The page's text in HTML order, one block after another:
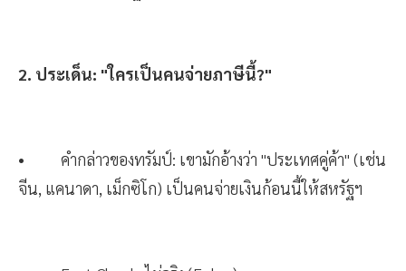
2. ประเด็น: "ใครเป็นคนจ่ายภาษีนี้?"
• คำกล่าวของทรัมป์: เขามักอ้างว่า "ประเทศคู่ค้า" (เช่น
จีน, แคนาดา, เม็กซิโก) เป็นคนจ่ายเงินก้อนนี้ให้สหรัฐฯ